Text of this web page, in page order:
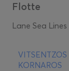
Flotte
Lane Sea
VITSENTZOS
KORNAROS